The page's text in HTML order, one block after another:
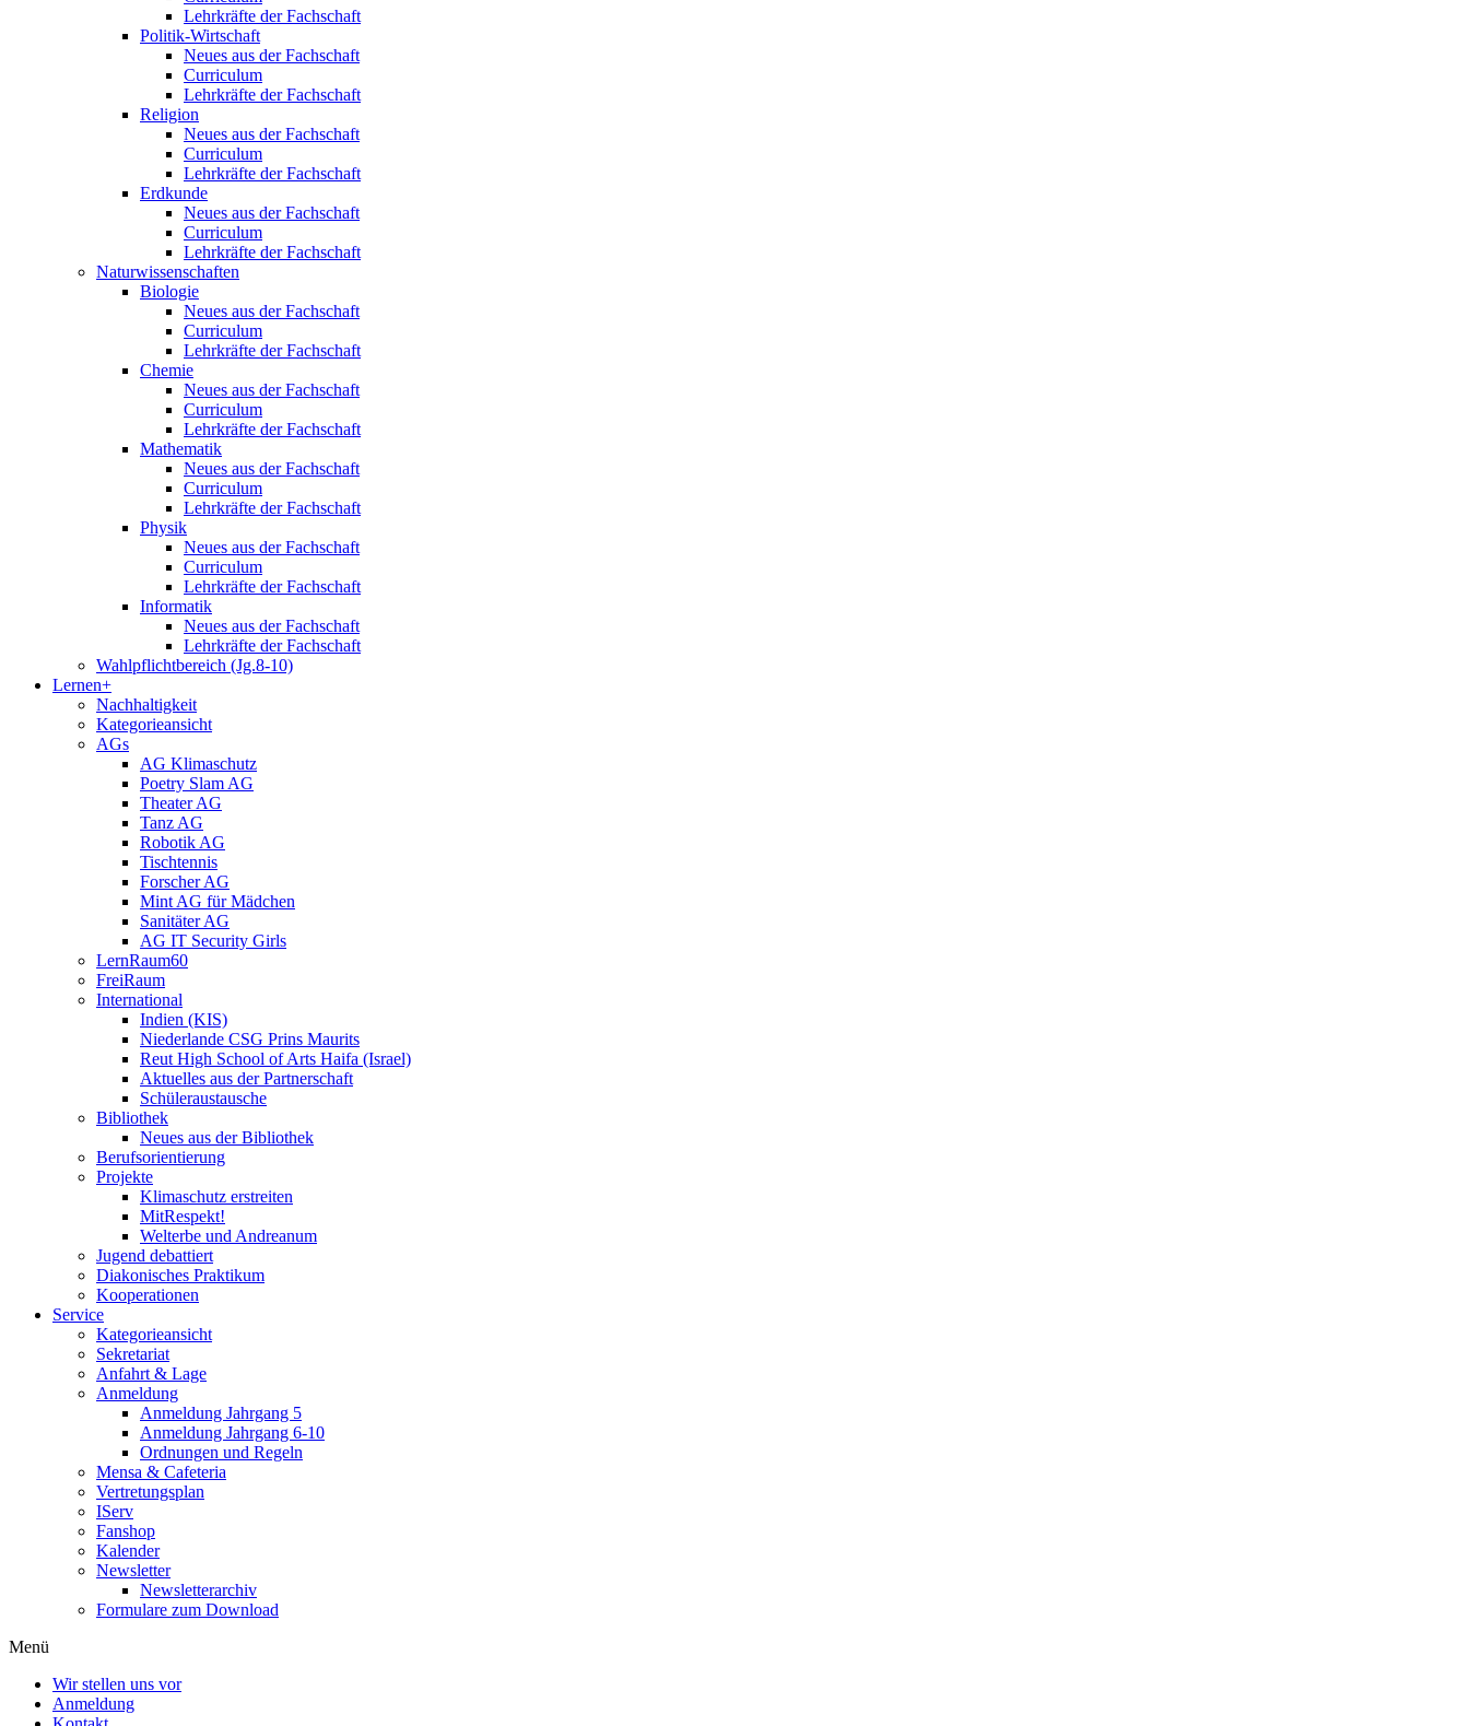
Lehrkräfte der Fachschaft
Politik-Wirtschaft
Neues aus der Fachschaft
Curriculum
Lehrkräfte der Fachschaft
Religion
Neues aus der Fachschaft
Curriculum
Lehrkräfte der Fachschaft
Erdkunde
Neues aus der Fachschaft
Curriculum
Lehrkräfte der Fachschaft
Naturwissenschaften
Biologie
Neues aus der Fachschaft
Curriculum
Lehrkräfte der Fachschaft
Chemie
Neues aus der Fachschaft
Curriculum
Lehrkräfte der Fachschaft
Mathematik
Neues aus der Fachschaft
Curriculum
Lehrkräfte der Fachschaft
Physik
Neues aus der Fachschaft
Curriculum
Lehrkräfte der Fachschaft
Informatik
Neues aus der Fachschaft
Lehrkräfte der Fachschaft
Wahlpflichtbereich (Jg.8-10)
Lernen+
Nachhaltigkeit
Kategorieansicht
AGs
AG Klimaschutz
Poetry Slam AG
Theater AG
Tanz AG
Robotik AG
Tischtennis
Forscher AG
Mint AG für Mädchen
Sanitäter AG
AG IT Security Girls
LernRaum60
FreiRaum
International
Indien (KIS)
Niederlande CSG Prins Maurits
Reut High School of Arts Haifa (Israel)
Aktuelles aus der Partnerschaft
Schüleraustausche
Bibliothek
Neues aus der Bibliothek
Berufsorientierung
Projekte
Klimaschutz erstreiten
MitRespekt!
Welterbe und Andreanum
Jugend debattiert
Diakonisches Praktikum
Kooperationen
Service
Kategorieansicht
Sekretariat
Anfahrt & Lage
Anmeldung
Anmeldung Jahrgang 5
Anmeldung Jahrgang 6-10
Ordnungen und Regeln
Mensa & Cafeteria
Vertretungsplan
IServ
Fanshop
Kalender
Newsletter
Newsletterarchiv
Formulare zum Download
Menü
Wir stellen uns vor
Anmeldung